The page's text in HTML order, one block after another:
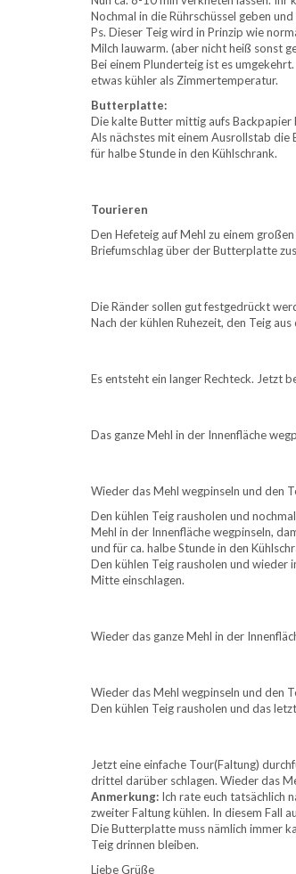
Nochmal in die Rührschüssel geben
Ps. Dieser Teig wird in Prinzip wie
Milch lauwarm. (aber nicht heiß sonst
Bei einem Plunderteig ist es
etwas kühler als Zimmertemperatur.
Butterplatte:
Die kalte Butter mittig aufs Backpapier
Als nächstes mit einem Ausrollstab
für halbe Stunde in den Kühlschrank.
Tourieren
Den Hefeteig auf Mehl zu einem
Briefumschlag über der Butterplatte
Die Ränder sollen gut festgedrückt
Nach der kühlen Ruhezeit, den Teig
Es entsteht ein langer Rechteck. Jetzt
Das ganze Mehl in der Innenfläche
Wieder das Mehl wegpinseln und den
Den kühlen Teig rausholen und
Mehl in der Innenfläche wegpinseln,
und für ca. halbe Stunde in den
Den kühlen Teig rausholen und
Mitte einschlagen.
Wieder das ganze Mehl in der
Wieder das Mehl wegpinseln und den
Den kühlen Teig rausholen und das
Jetzt eine einfache Tour(Faltung)
drittel darüber schlagen. Wieder das
Anmerkung: Ich rate euch tatsächlich
zweiter Faltung kühlen. In diesem Fall
Die Butterplatte muss nämlich immer
Teig drinnen bleiben.
Liebe Grüße